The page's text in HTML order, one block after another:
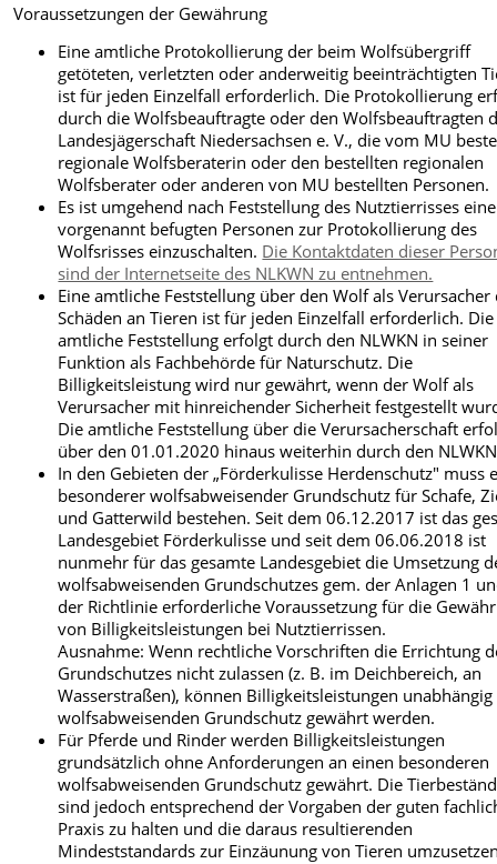
Voraussetzungen der Gewährung
Eine amtliche Protokollierung der beim Wolfsübergriff
getöteten, verletzten oder anderweitig beeinträchtigten
ist für jeden Einzelfall erforderlich. Die Protokollierung
durch die Wolfsbeauftragte oder den Wolfsbeauftragten
Landesjägerschaft Niedersachsen e. V., die vom MU
regionale Wolfsberaterin oder den bestellten regionalen
Wolfsberater oder anderen von MU bestellten Personen.
Es ist umgehend nach Feststellung des Nutztierrisses
vorgenannt befugten Personen zur Protokollierung des
Wolfsrisses einzuschalten. Die Kontaktdaten dieser
sind der Internetseite des NLKWN zu entnehmen.
Eine amtliche Feststellung über den Wolf als Verursacher
Schäden an Tieren ist für jeden Einzelfall erforderlich. Die
amtliche Feststellung erfolgt durch den NLWKN in seiner
Funktion als Fachbehörde für Naturschutz. Die
Billigkeitsleistung wird nur gewährt, wenn der Wolf als
Verursacher mit hinreichender Sicherheit festgestellt
Die amtliche Feststellung über die Verursacherschaft
über den 01.01.2020 hinaus weiterhin durch den
In den Gebieten der „Förderkulisse Herdenschutz" muss
besonderer wolfsabweisender Grundschutz für Schafe,
und Gatterwild bestehen. Seit dem 06.12.2017 ist das
Landesgebiet Förderkulisse und seit dem 06.06.2018 ist
nunmehr für das gesamte Landesgebiet die Umsetzung
wolfsabweisenden Grundschutzes gem. der Anlagen 1
der Richtlinie erforderliche Voraussetzung für die
von Billigkeitsleistungen bei Nutztierrissen.
Ausnahme: Wenn rechtliche Vorschriften die Errichtung
Grundschutzes nicht zulassen (z. B. im Deichbereich, an
Wasserstraßen), können Billigkeitsleistungen
wolfsabweisenden Grundschutz gewährt werden.
Für Pferde und Rinder werden Billigkeitsleistungen
grundsätzlich ohne Anforderungen an einen besonderen
wolfsabweisenden Grundschutz gewährt. Die
sind jedoch entsprechend der Vorgaben der guten
Praxis zu halten und die daraus resultierenden
Mindeststandards zur Einzäunung von Tieren